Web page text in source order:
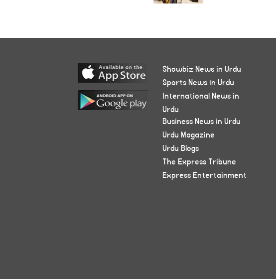
Showbiz News in Urdu
Sports News in Urdu
International News in
Urdu
Business News in Urdu
Urdu Magazine
Urdu Blogs
The Express Tribune
Express Entertainment